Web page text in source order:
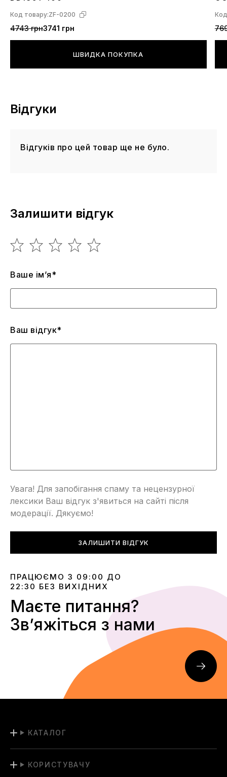
Код товару:ZF-0200
4743 грн3741 грн
ШВИДКА ПОКУПКА
Відгуки
Відгуків про цей товар ще не було.
Залишити відгук
Ваше ім’я*
Ваш відгук*
Увага! Для запобігання спаму та нецензурної
лексики Ваш відгук з'явиться на сайті після
модерації. Дякуємо!
ЗАЛИШИТИ ВІДГУК
ПРАЦЮЄМО З 09:00 ДО
22:30 БЕЗ ВИХІДНИХ
Маєте питання?
Звʼяжіться з нами
КАТАЛОГ
КОРИСТУВАЧУ